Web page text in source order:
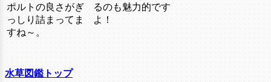
ポルトの良さがぎ
っしり詰まってま
すね～。
るのも魅力的です
よ！
水草図鑑トップ